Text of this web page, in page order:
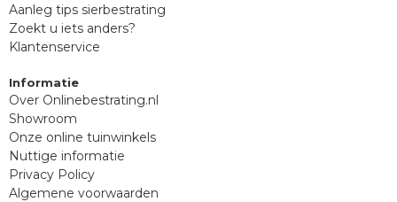
Aanleg tips sierbestrating
Zoekt u iets anders?
Klantenservice
Informatie
Over Onlinebestrating.nl
Showroom
Onze online tuinwinkels
Nuttige informatie
Privacy Policy
Algemene voorwaarden